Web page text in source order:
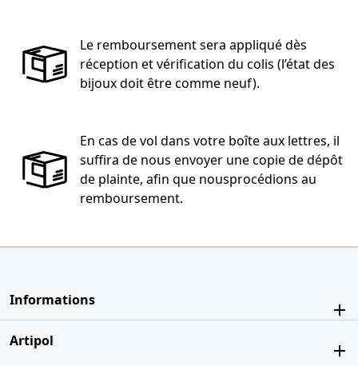
Le remboursement sera appliqué dès
réception et vérification du colis (l’état des
bijoux doit être comme neuf).
En cas de vol dans votre boîte aux lettres, il
suffira de nous envoyer une copie de dépôt
de plainte, afin que nousprocédions au
remboursement.
Informations
Artipol